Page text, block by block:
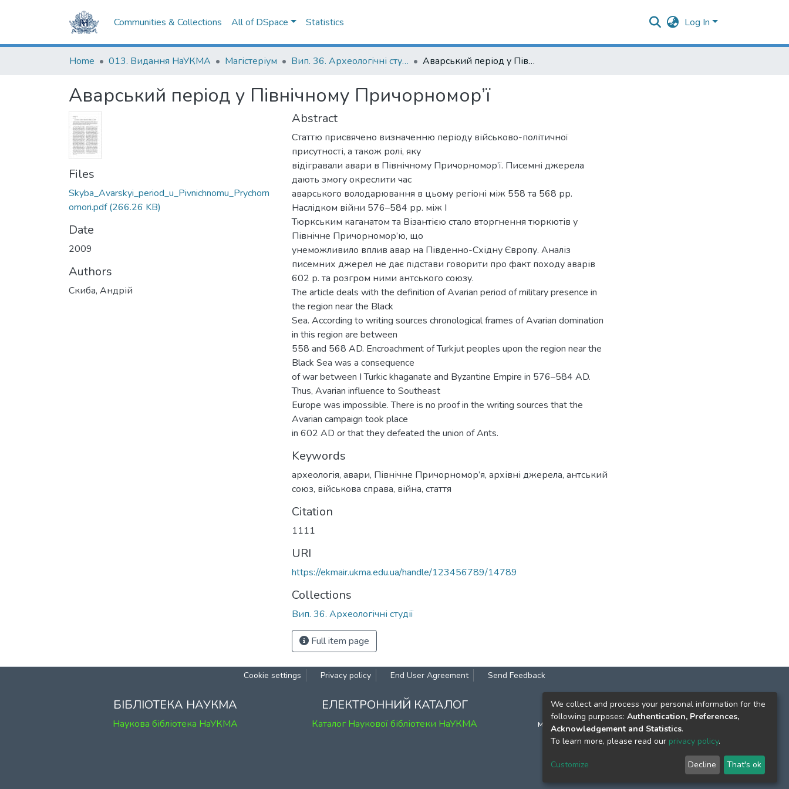
Communities & Collections All of DSpace Statistics Log In
Home 013. Видання НаУКМА Магістеріум Вип. 36. Археологічні студії Аварський період у Північному Причорномор’ї
Аварський період у Північному Причорномор’ї
Files
Skyba_Avarskyi_period_u_Pivnichnomu_Prychorn
omori.pdf(266.26 KB)
Date
2009
Authors
Скиба, Андрій
Abstract
Статтю присвячено визначенню періоду військово-політичної
присутності, а також ролі, яку
відігравали авари в Північному Причорномор’ї. Писемні джерела
дають змогу окреслити час
аварського володарювання в цьому регіоні між 558 та 568 рр.
Наслідком війни 576–584 рр. між І
Тюркським каганатом та Візантією стало вторгнення тюркютів у
Північне Причорномор’ю, що
унеможливило вплив авар на Південно-Східну Європу. Аналіз
писемних джерел не дає підстави говорити про факт походу аварів
602 р. та розгром ними антського союзу.
The article deals with the definition of Avarian period of military presence in
the region near the Black
Sea. According to writing sources chronological frames of Avarian domination
in this region are between
558 and 568 AD. Encroachment of Turkjut peoples upon the region near the
Black Sea was a consequence
of war between I Turkic khaganate and Byzantine Empire in 576–584 AD.
Thus, Avarian influence to Southeast
Europe was impossible. There is no proof in the writing sources that the
Avarian campaign took place
in 602 AD or that they defeated the union of Ants.
Keywords
археологія, авари, Північне Причорномор’я, архівні джерела, антський
союз, військова справа, війна, стаття
Citation
1111
URI
https://ekmair.ukma.edu.ua/handle/123456789/14789
Collections
Вип. 36. Археологічні студії
Full item page
Cookie settings Privacy policy End User Agreement Send Feedback
БІБЛІОТЕКА НАУКМА
Наукова бібліотека НаУКМА
ЕЛЕКТРОННИЙ КАТАЛОГ
Каталог Наукової бібліотеки НаУКМА
КОНТАКТИ
м. Київ, вул. Григорія Сковороди, 2
к. 1, к. 120
We collect and process your personal information for the
following purposes: Authentication, Preferences,
Acknowledgement and Statistics.
To learn more, please read our privacy policy.
Customize Decline That's ok